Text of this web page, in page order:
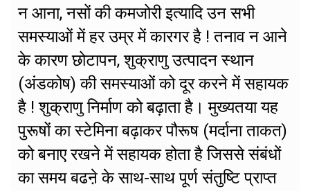
न आना, नसों की कमजोरी इत्यादि उन सभी
समस्याओं में हर उम्र में कारगर है ! तनाव न आने
के कारण छोटापन, शुक्राणु उत्पादन स्थान
(अंडकोष) की समस्याओं को दूर करने में सहायक
है ! शुक्राणु निर्माण को बढ़ाता है। मुख्यतया यह
पुरूषों का स्टेमिना बढ़ाकर पौरूष (मर्दाना ताकत)
को बनाए रखने में सहायक होता है जिससे संबंधों
का समय बढऩे के साथ-साथ पूर्ण संतुष्टि प्राप्त